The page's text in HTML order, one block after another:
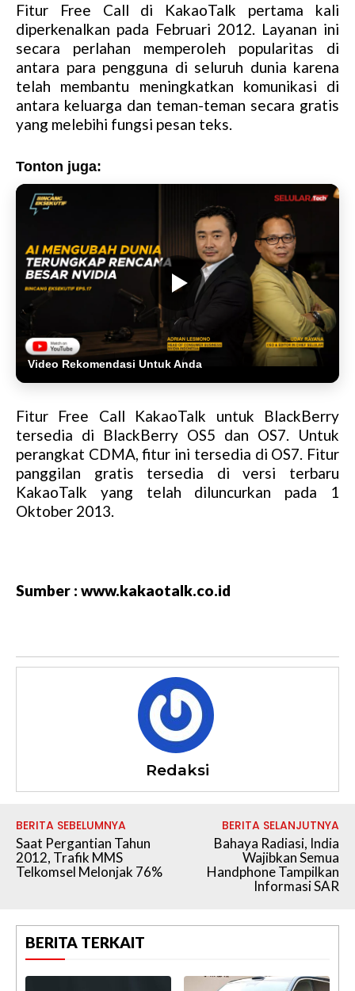
Fitur Free Call di KakaoTalk pertama kali
diperkenalkan pada Februari 2012. Layanan ini
secara perlahan memperoleh popularitas di
antara para pengguna di seluruh dunia karena
telah membantu meningkatkan komunikasi di
antara keluarga dan teman-teman secara gratis
yang melebihi fungsi pesan teks.
Tonton juga:
Video Rekomendasi Untuk Anda
Fitur Free Call KakaoTalk untuk BlackBerry
tersedia di BlackBerry OS5 dan OS7. Untuk
perangkat CDMA, fitur ini tersedia di OS7. Fitur
panggilan gratis tersedia di versi terbaru
KakaoTalk yang telah diluncurkan pada 1
Oktober 2013.
Sumber : www.kakaotalk.co.id
Redaksi
BERITA SEBELUMNYA
Saat Pergantian Tahun
2012, Trafik MMS
Telkomsel Melonjak 76%
BERITA SELANJUTNYA
Bahaya Radiasi, India
Wajibkan Semua
Handphone Tampilkan
Informasi SAR
BERITA TERKAIT